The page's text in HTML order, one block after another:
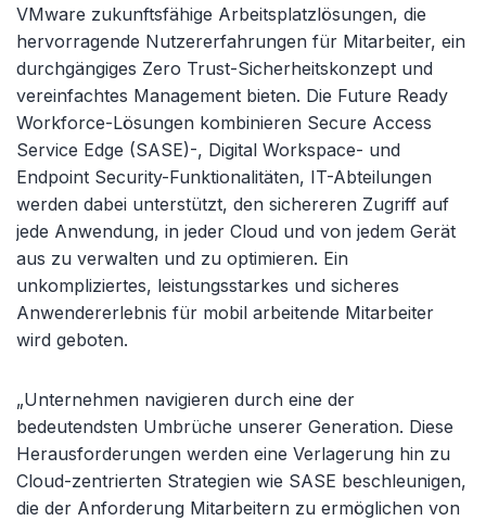
VMware zukunftsfähige Arbeitsplatzlösungen, die
hervorragende Nutzererfahrungen für Mitarbeiter, ein
durchgängiges Zero Trust-Sicherheitskonzept und
vereinfachtes Management bieten. Die Future Ready
Workforce-Lösungen kombinieren Secure Access
Service Edge (SASE)-, Digital Workspace- und
Endpoint Security-Funktionalitäten, IT-Abteilungen
werden dabei unterstützt, den sichereren Zugriff auf
jede Anwendung, in jeder Cloud und von jedem Gerät
aus zu verwalten und zu optimieren. Ein
unkompliziertes, leistungsstarkes und sicheres
Anwendererlebnis für mobil arbeitende Mitarbeiter
wird geboten.
„Unternehmen navigieren durch eine der
bedeutendsten Umbrüche unserer Generation. Diese
Herausforderungen werden eine Verlagerung hin zu
Cloud-zentrierten Strategien wie SASE beschleunigen,
die der Anforderung Mitarbeitern zu ermöglichen von